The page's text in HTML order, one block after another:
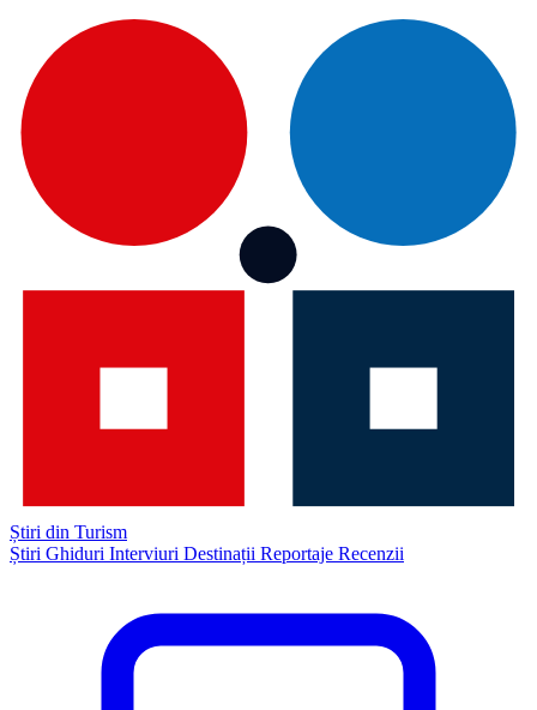
Știri din Turism
Știri Ghiduri Interviuri Destinații Reportaje Recenzii